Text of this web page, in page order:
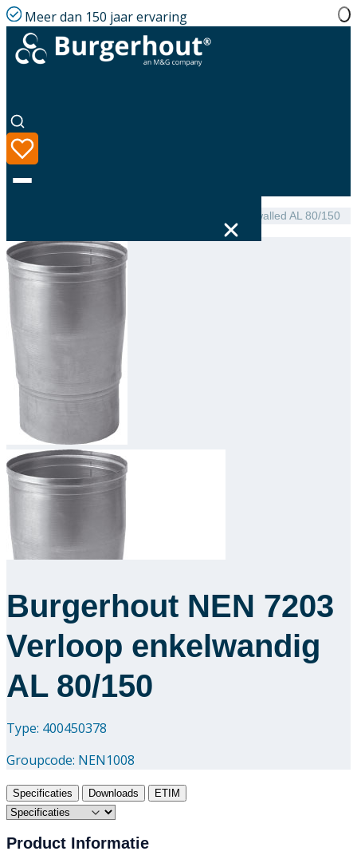
Meer dan 150 jaar ervaring
Taal
Oplossingen
Downloads
Academy
Over ons
NEN 7203 Expander single-walled AL 80/150
Burgerhout NEN 7203
Verloop enkelwandig
AL 80/150
Type: 400450378
Groupcode: NEN1008
Specificaties Downloads ETIM
Product Informatie